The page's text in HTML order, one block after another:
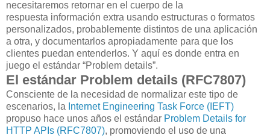
necesitaremos retornar en el cuerpo de la
respuesta información extra usando estructuras o formatos
personalizados, probablemente distintos de una aplicación
a otra, y documentarlos apropiadamente para que los
clientes puedan entenderlos. Y aquí es donde entra en
juego el estándar “Problem details”.
El estándar Problem details (RFC7807)
Consciente de la necesidad de normalizar este tipo de
escenarios, la Internet Engineering Task Force (IEFT)
propuso hace unos años el estándar Problem Details for
HTTP APIs (RFC7807), promoviendo el uso de una